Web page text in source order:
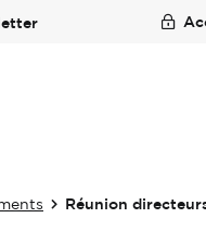
Réunion